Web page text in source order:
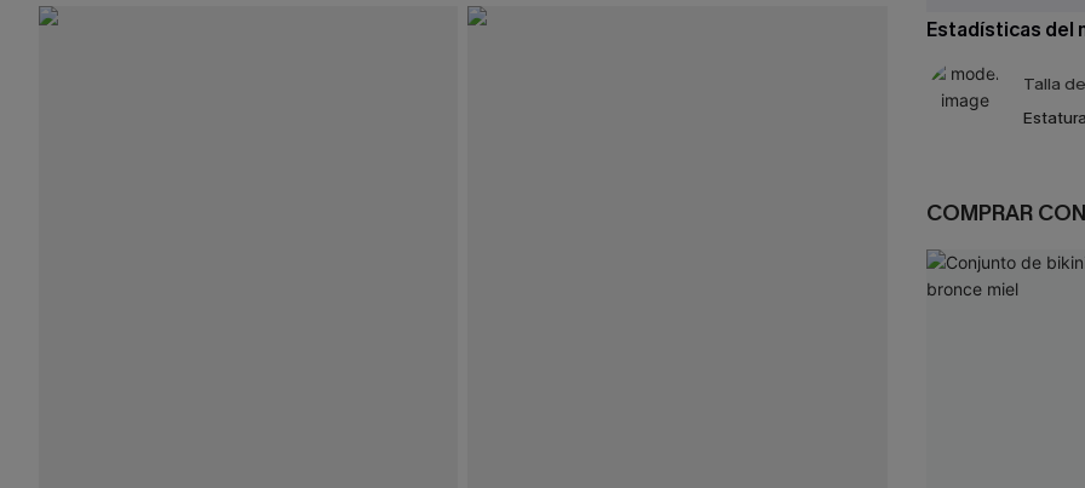
Estadísticas del
Talla
COMPRAR CON